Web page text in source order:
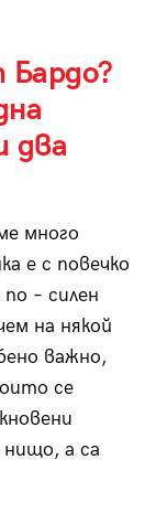
два
много
е с повечко
– силен
на някой
важно,
се
нищо, а са